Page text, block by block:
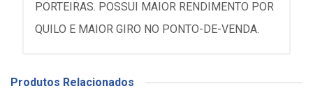
PORTEIRAS. POSSUI MAIOR RENDIMENTO POR
QUILO E MAIOR GIRO NO PONTO-DE-VENDA.
Produtos Relacionados